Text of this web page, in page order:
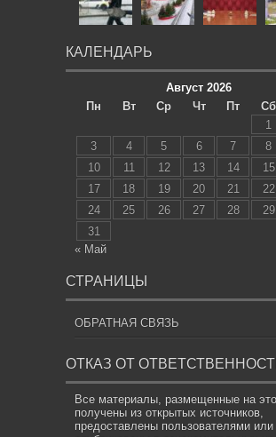
КАЛЕНДАРЬ
Август 2026
Пн
Вт Ср Чт Пт Сб
1
3
4 5 6 7 8
10
11 12 13 14 15
17
18 19 20 21 22
24
25 26 27 28 29
31
« Май
СТРАНИЦЫ
ОБРАТНАЯ СВЯЗЬ
ОТКАЗ ОТ
Все материалы, размещенные на
получены из открытых источников,
предоставлены пользователями или